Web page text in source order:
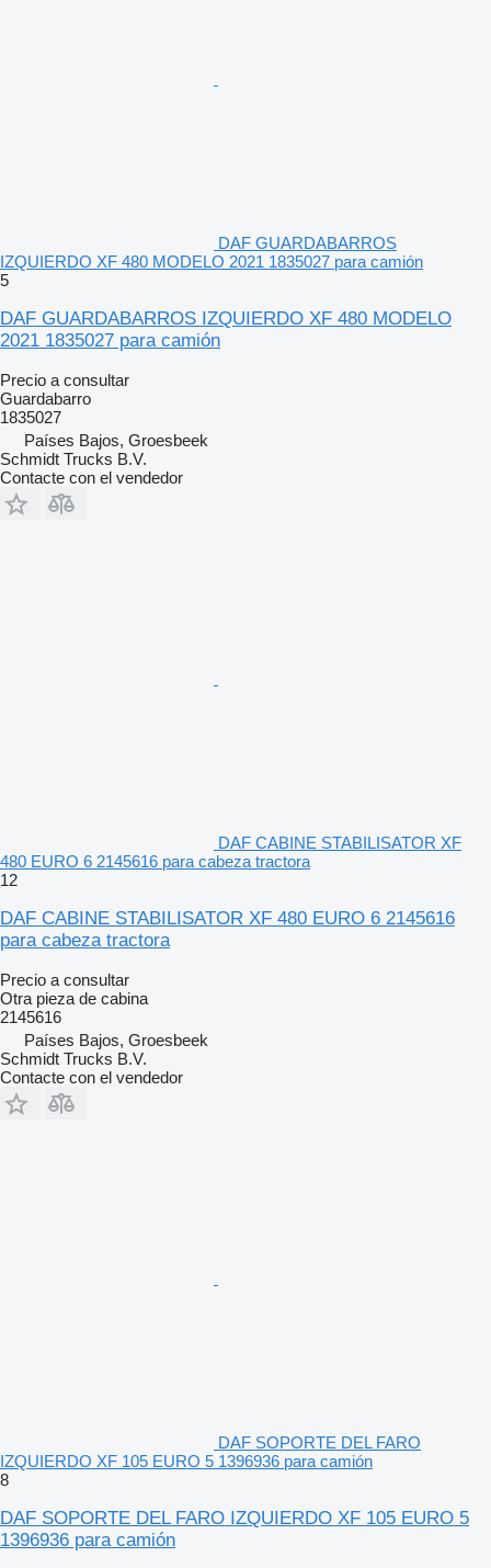
DAF GUARDABARROS
IZQUIERDO XF 480 MODELO 2021 1835027 para camión
5
DAF GUARDABARROS IZQUIERDO XF 480 MODELO
2021 1835027 para camión
Precio a consultar
Guardabarro
1835027
Países Bajos, Groesbeek
Schmidt Trucks B.V.
Contacte con el vendedor
DAF CABINE STABILISATOR XF
480 EURO 6 2145616 para cabeza tractora
12
DAF CABINE STABILISATOR XF 480 EURO 6 2145616
para cabeza tractora
Precio a consultar
Otra pieza de cabina
2145616
Países Bajos, Groesbeek
Schmidt Trucks B.V.
Contacte con el vendedor
DAF SOPORTE DEL FARO
IZQUIERDO XF 105 EURO 5 1396936 para camión
8
DAF SOPORTE DEL FARO IZQUIERDO XF 105 EURO 5
1396936 para camión